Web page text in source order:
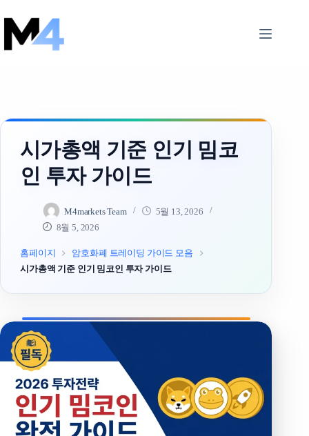
content
시가총액 기준 인기 밈코
인 투자 가이드
M4markets Team
5월 13, 2026
8월 5, 2026
홈페이지
암호화폐 트레이딩 가이드 모음
시가총액 기준 인기 밈코인 투자 가이드